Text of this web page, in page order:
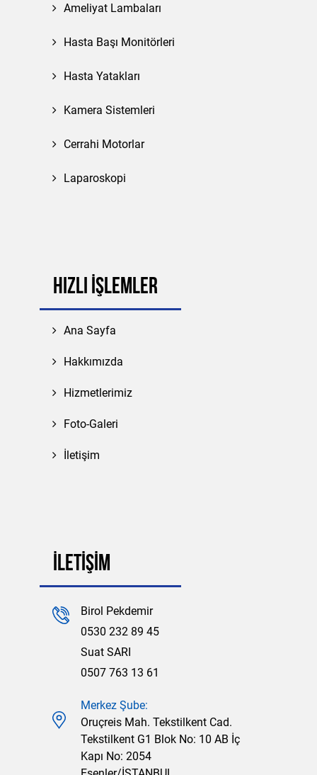
Ameliyat Lambaları
Hasta Başı Monitörleri
Hasta Yatakları
Kamera Sistemleri
Cerrahi Motorlar
Laparoskopi
HIZLI İŞLEMLER
Ana Sayfa
Hakkımızda
Hizmetlerimiz
Foto-Galeri
İletişim
İLETİŞİM
Birol Pekdemir
0530 232 89 45
Suat SARI
0507 763 13 61
Merkez Şube:
Oruçreis Mah. Tekstilkent Cad.
Tekstilkent G1 Blok No: 10 AB İç
Kapı No: 2054